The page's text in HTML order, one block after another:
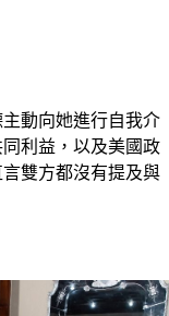
動向她進行自我介
利益，以及美國政
雙方都沒有提及與